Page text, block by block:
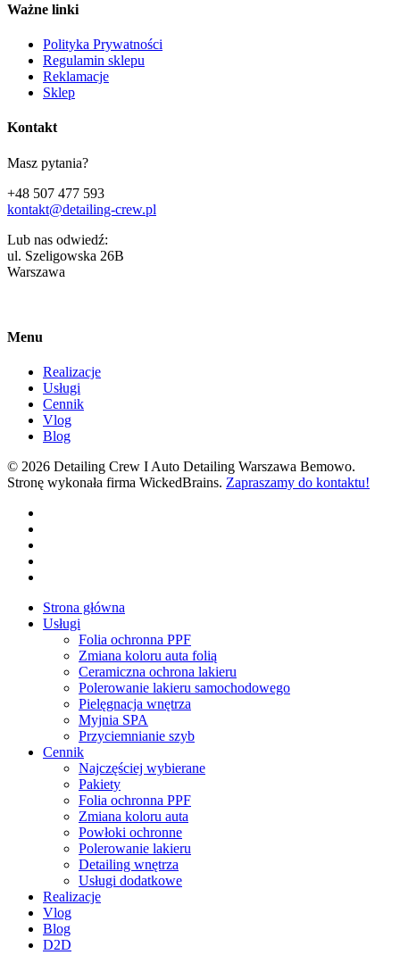
Ważne linki
Polityka Prywatności
Regulamin sklepu
Reklamacje
Sklep
Kontakt
Masz pytania?
+48 507 477 593
kontakt@detailing-crew.pl
Lub nas odwiedź:
ul. Szeligowska 26B
Warszawa
Menu
Realizacje
Usługi
Cennik
Vlog
Blog
© 2026 Detailing Crew I Auto Detailing Warszawa Bemowo.
Stronę wykonała firma WickedBrains. Zapraszamy do kontaktu!
Close
Menu
Strona główna
Usługi
Folia ochronna PPF
Zmiana koloru auta folią
Ceramiczna ochrona lakieru
Polerowanie lakieru samochodowego
Pielęgnacja wnętrza
Myjnia SPA
Przyciemnianie szyb
Cennik
Najczęściej wybierane
Pakiety
Folia ochronna PPF
Zmiana koloru auta
Powłoki ochronne
Polerowanie lakieru
Detailing wnętrza
Usługi dodatkowe
Realizacje
Vlog
Blog
D2D